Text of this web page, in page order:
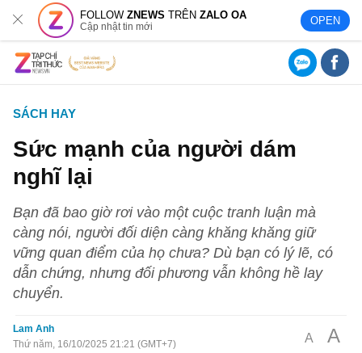
FOLLOWZNEWS TRÊNZALO OA
Cập nhật tin mới OPEN
SÁCH HAY
Sức mạnh của người dám
nghĩ lại
Bạn đã bao giờ rơi vào một cuộc tranh luận mà
càng nói, người đối diện càng khăng khăng giữ
vững quan điểm của họ chưa? Dù bạn có lý lẽ, có
dẫn chứng, nhưng đối phương vẫn không hề lay
chuyển.
Lam Anh
Thứ năm, 16/10/2025 21:21 (GMT+7)
A A